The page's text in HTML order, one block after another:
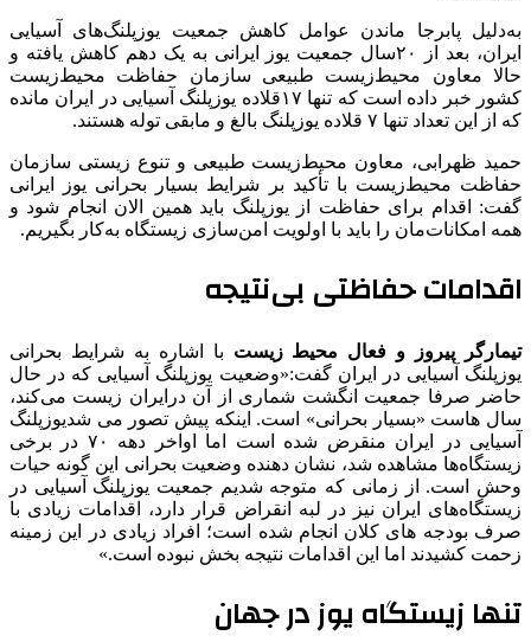
به‌دلیل پابرجا ماندن عوامل کاهش جمعیت یوزپلنگ‌های آسیایی
ایران، بعد از ۲۰سال جمعیت یوز ایرانی به یک دهم کاهش یافته و
حالا معاون محیط‌زیست طبیعی سازمان حفاظت محیط‌زیست
کشور خبر داده است که تنها ۱۷قلاده یوزپلنگ آسیایی در ایران مانده
که از این تعداد تنها ۷ قلاده یوزپلنگ بالغ و مابقی توله هستند.
حمید ظهرابی، معاون محیط‌زیست طبیعی و تنوع زیستی سازمان
حفاظت محیط‌زیست با تأکید بر شرایط بسیار بحرانی یوز ایرانی
گفت: اقدام برای حفاظت از یوزپلنگ باید همین الان انجام شود و
همه امکانات‌مان را باید با اولویت امن‌سازی زیستگاه به‌کار بگیریم.
اقدامات حفاظتی بی‌نتیجه
تیمارگر پیروز و فعال محیط زیست با اشاره به شرایط بحرانی
یوزپلنگ آسیایی در ایران گفت:«وضعیت یوزپلنگ آسیایی که در حال
حاضر صرفا جمعیت انگشت شماری از آن درایران زیست می‌کند،
سال هاست «بسیار بحرانی» است. اینکه پیش تصور می شدیوزپلنگ
آسیایی در ایران منقرض شده است اما اواخر دهه ۷۰ در برخی
زیستگاه‌ها مشاهده شد، نشان دهنده وضعیت بحرانی این گونه حیات
وحش است. از زمانی که متوجه شدیم جمعیت یوزپلنگ آسیایی در
زیستگاه‌های ایران نیز در لبه انقراض قرار دارد، اقدامات زیادی با
صرف بودجه های کلان انجام شده است؛ افراد زیادی در این زمینه
زحمت کشیدند اما این اقدامات نتیجه بخش نبوده است.»
تنها زیستگاه یوز در جهان